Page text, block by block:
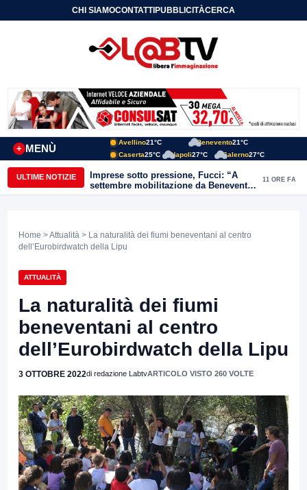
CHI SIAMOCONTATTIPUBBLICITÀCERCA
MENÙ
+
Avellino21°C Benevento21°C
Caserta25°C Napoli27°C Salerno27°C
ULTIME NOTIZIE
Imprese sotto pressione, Fucci: “A
settembre mobilitazione da Benevento
e Avellino”
11 ORE FA
Home >Attualità > La naturalità dei fiumi beneventani al centro
dell’Eurobirdwatch della Lipu
ATTUALITÀ
La naturalità dei fiumi
beneventani al centro
dell’Eurobirdwatch della Lipu
3 OTTOBRE 2022di redazione LabtvARTICOLO VISTO 260 VOLTE